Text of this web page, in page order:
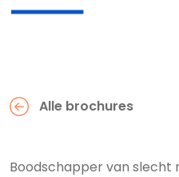
Alle brochures
Boodschapper van slecht